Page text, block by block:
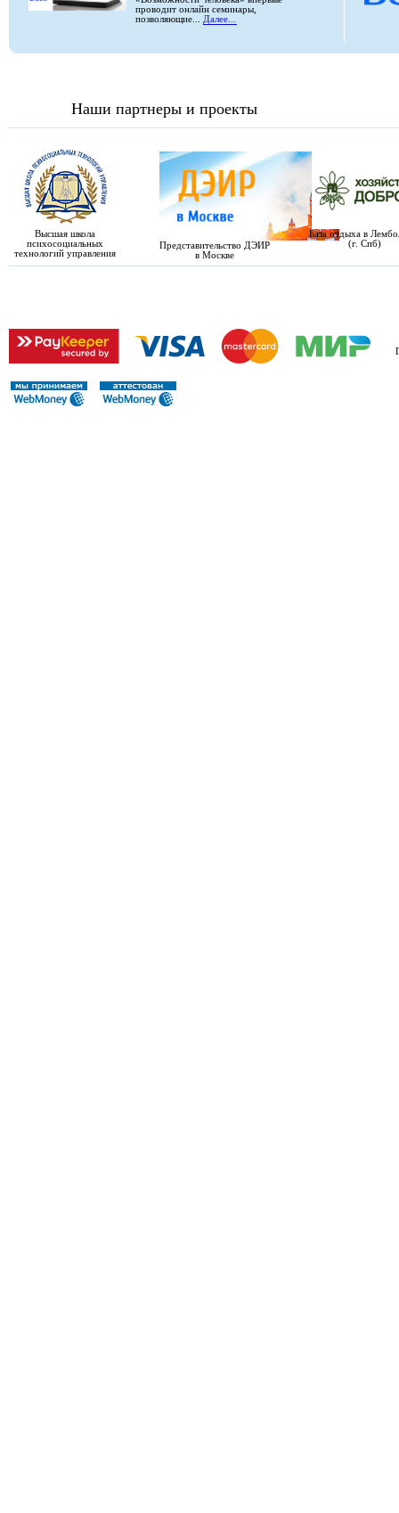
проводит онлайн семинары,
позволяющие... Далее...
Наши партнеры и проекты
Высшая школа
психосоциальных
технологий управления
Представительство ДЭИР
в Москве
База отдыха в
(г. Спб)